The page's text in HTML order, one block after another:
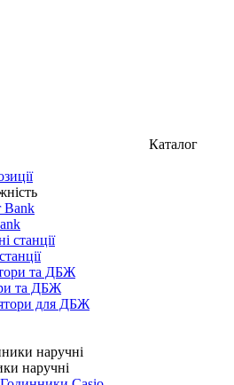
Каталог
та ДБЖ
для ДБЖ
наручні